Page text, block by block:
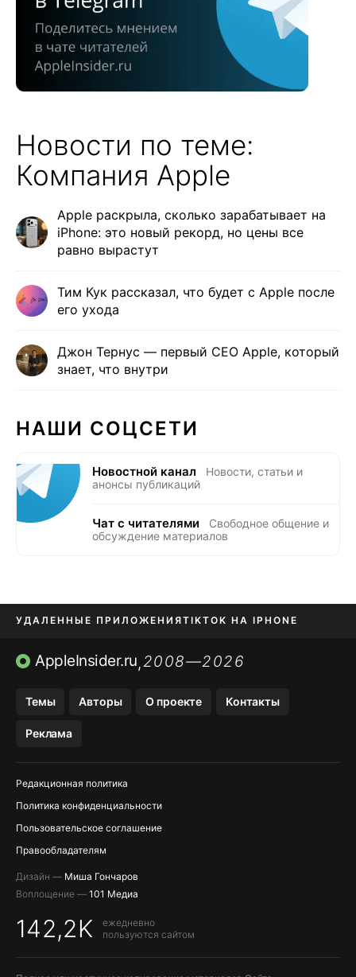
Новости по теме:
Компания Apple
Apple раскрыла, сколько зарабатывает на
iPhone: это новый рекорд, но цены все
равно вырастут
Тим Кук рассказал, что будет с Apple после
его ухода
Джон Тернус — первый CEO Apple, который
знает, что внутри
НАШИ СОЦСЕТИ
Новостной канал
Новости, статьи и
анонсы публикаций
Чат с читателями
Свободное общение и
обсуждение материалов
УДАЛЕННЫЕ ПРИЛОЖЕНИЯTIKTOK НА IPHONE
ПРИЛОЖЕНИЯ БЕЗ APP STORE
AppleInsider.ru,2008—2026
Темы Авторы О проекте Контакты
Реклама
Редакционная политика
Политика конфиденциальности
Пользовательское соглашение
Правообладателям
Дизайн — Миша Гончаров
Воплощение — 101 Медиа
142,2K
ежедневно
пользуются сайтом